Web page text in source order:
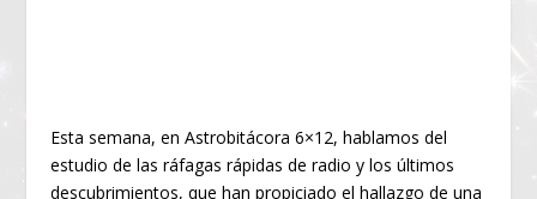
Esta semana, en Astrobitácora 6×12, hablamos del
estudio de las ráfagas rápidas de radio y los últimos
descubrimientos, que han propiciado el hallazgo de una